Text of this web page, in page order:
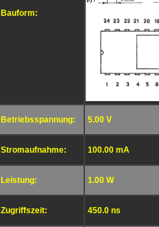
Bauform:
Betriebsspannung: 5.00 V
Stromaufnahme: 100.00 mA
Leistung: 1.00 W
Zugriffszeit: 450.0 ns